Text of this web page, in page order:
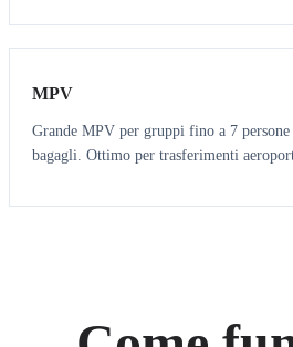
7 7
MPV
Grande MPV per gruppi fino a 7
bagagli. Ottimo per trasferimenti